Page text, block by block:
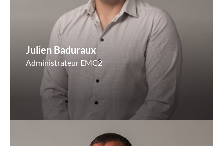
Julien Baduraux
Administrateur EMC2